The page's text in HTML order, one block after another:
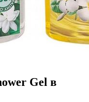
Gel в